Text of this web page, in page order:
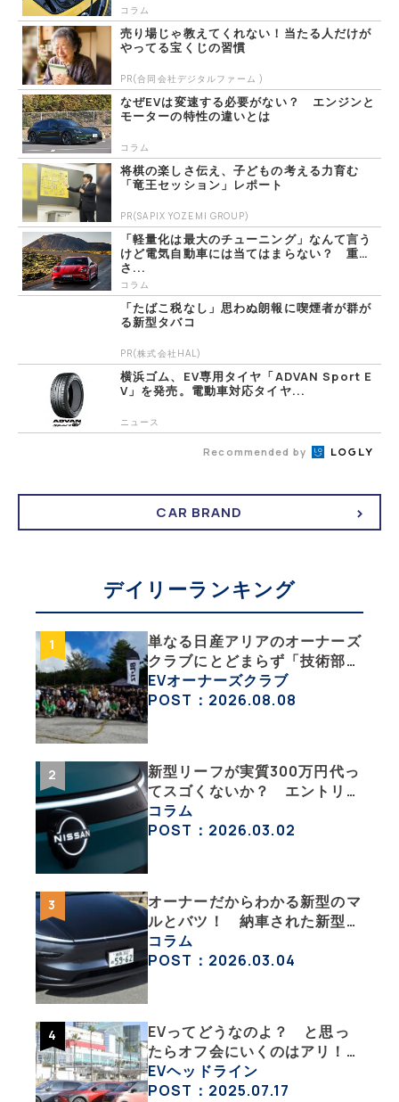
コラム
売り場じゃ教えてくれない！当たる人だけが
やってる宝くじの習慣
PR(合同会社デジタルファーム )
なぜEVは変速する必要がない？ エンジンと
モーターの特性の違いとは
コラム
将棋の楽しさ伝え、子どもの考える力育む
「竜王セッション」レポート
PR(SAPIX YOZEMI GROUP)
「軽量化は最大のチューニング」なんて言う
けど電気自動車には当てはまらない？ 重
さ...
コラム
「たばこ税なし」思わぬ朗報に喫煙者が群が
る新型タバコ
PR(株式会社HAL)
横浜ゴム、EV専用タイヤ「ADVAN Sport E
V」を発売。電動車対応タイヤ...
ニュース
Recommended by
CAR BRAND
デイリーランキング
単なる日産アリアのオーナーズ
クラブにとどまらず「技術部」
「バイク部」「釣り部」など多
彩な趣味人集合体がAOCJ【
EVオーナーズクラブ
POST：2026.08.08
新型リーフが実質300万円代っ
てスゴくないか？ エントリー
グレード「B5」の中身を詳細
チェックした
コラム
POST：2026.03.02
オーナーだからわかる新型のマ
ルとバツ！ 納車された新型を
旧型モデルＹと細部まで比べて
みた【テスラ沼にはまった大学
コラム
POST：2026.03.04
EVってどうなのよ？ と思っ
たらオフ会にいくのはアリ！
エンジン車とはまた違うハード
ル低めなEVオフ会の中身
EVヘッドライン
POST：2025.07.17